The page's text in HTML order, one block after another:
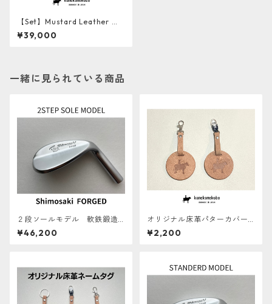
【Set】Mustard Leather ソ
フト牛革ヘッドカバー4本セッ
ト
¥39,000
一緒に見られている商品
２段ソールモデル 軟鉄鍛造
ウェッジ【地クラブ シモサキ
ゴルフ 下崎一夫氏 研磨】
¥46,200
オリジナル床革パターカバー
キャッチャー
¥2,200